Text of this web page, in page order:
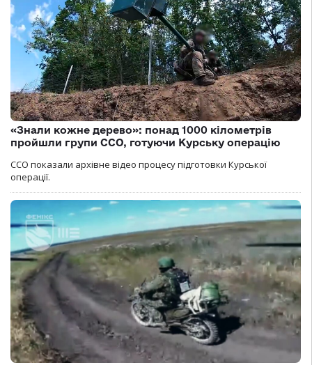
«Знали кожне дерево»: понад 1000 кілометрів
пройшли групи ССО, готуючи Курську операцію
ССО показали архівне відео процесу підготовки Курської
операції.